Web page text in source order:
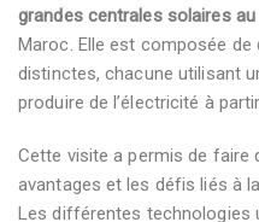
grandes centrales solaires
Maroc. Elle est composée
distinctes, chacune utilisant
produire de l’électricité à
Cette visite a permis de faire
avantages et les défis liés à
Les différentes technologies